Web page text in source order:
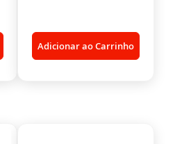
Adicionar ao Carrinho